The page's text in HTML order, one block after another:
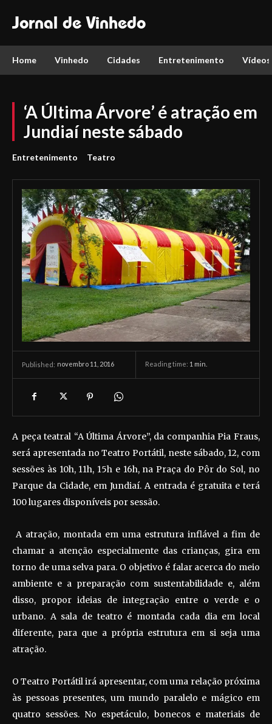
Jornal de Vinhedo
Home Vinhedo Cidades Entretenimento Vídeos
‘A Última Árvore’ é atração em
Jundiaí neste sábado
Entretenimento Teatro
Published: novembro 11, 2016 Reading time: 1 min.
A peça teatral “A Última Árvore”, da companhia Pia Fraus,
será apresentada no Teatro Portátil, neste sábado, 12, com
sessões às 10h, 11h, 15h e 16h, na Praça do Pôr do Sol, no
Parque da Cidade, em Jundiaí. A entrada é gratuita e terá
100 lugares disponíveis por sessão.
A atração, montada em uma estrutura inflável a fim de
chamar a atenção especialmente das crianças, gira em
torno de uma selva para. O objetivo é falar acerca do meio
ambiente e a preparação com sustentabilidade e, além
disso, propor ideias de integração entre o verde e o
urbano. A sala de teatro é montada cada dia em local
diferente, para que a própria estrutura em si seja uma
atração.
O Teatro Portátil irá apresentar, com uma relação próxima
às pessoas presentes, um mundo paralelo e mágico em
quatro sessões. No espetáculo, bonecos e materiais de